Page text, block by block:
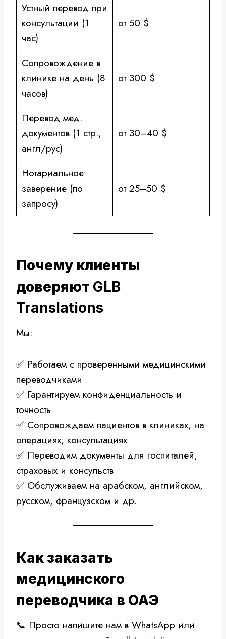
Устный перевод при
консультации (1
час)
от 50 $
Сопровождение в
клинике на день (8
часов)
от 300 $
Перевод мед.
документов (1 стр.,
англ/рус)
от 30–40 $
Нотариальное
заверение (по
запросу)
от 25–50 $
Почему клиенты
доверяют GLB
Translations
Мы:
✅ Работаем с проверенными медицинскими
переводчиками
✅ Гарантируем конфиденциальность и
точность
✅ Сопровождаем пациентов в клиниках, на
операциях, консультациях
✅ Переводим документы для госпиталей,
страховых и консульств
✅ Обслуживаем на арабском, английском,
русском, французском и др.
Как заказать
медицинского
переводчика в ОАЭ
📞 Просто напишите нам в WhatsApp или